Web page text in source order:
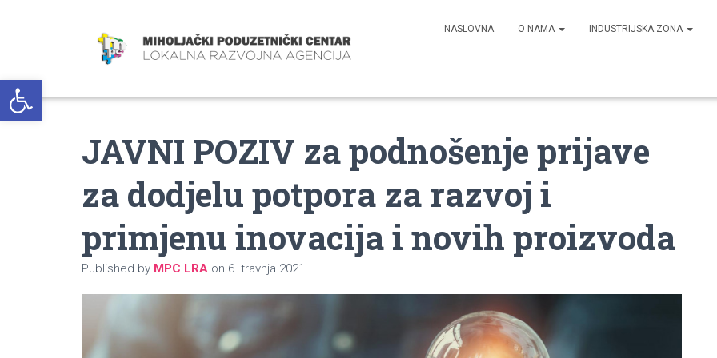
Open toolbar
NASLOVNA O NAMA INDUSTRIJSKA ZONA
JAVNI POZIV za podnošenje prijave
za dodjelu potpora za razvoj i
primjenu inovacija i novih proizvoda
Published by MPC LRA on 6. travnja 2021.